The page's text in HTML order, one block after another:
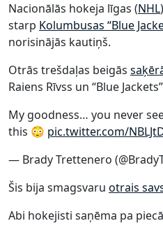
Nacionālās hokeja līgas (NHL
starp Kolumbusas “Blue
norisinājās kautiņš.
Otrās trešdaļas beigās
Raiens Rīvss un “Blue
My goodness… you never
this 😳 pic.twitter.com/
— Brady Trettenero
Šis bija smagsvaru otrais
Abi hokejisti saņēma pa